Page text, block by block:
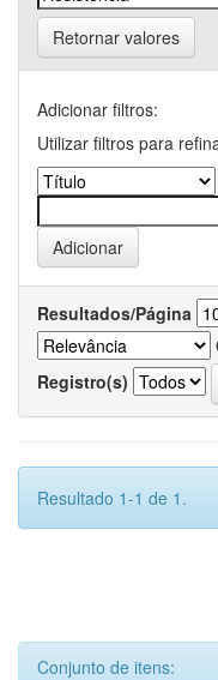
Retornar valores
Adicionar filtros:
Utilizar filtros para
Resultados/Página
Registro(s)
Resultado 1-1 de 1.
Conjunto de itens: